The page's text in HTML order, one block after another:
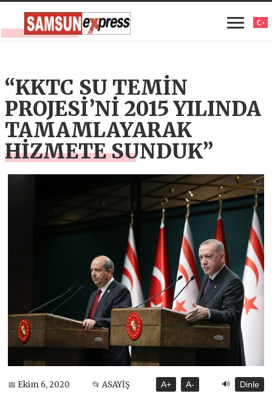
“KKTC SU TEMİN
PROJESİ’Nİ 2015 YILINDA
TAMAMLAYARAK
HİZMETE SUNDUK”
📅 Ekim 6, 2020 📂 ASAYİŞ A+ A- 🔊 Dinle